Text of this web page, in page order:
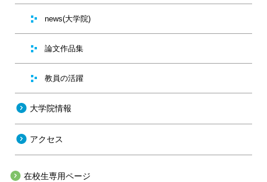
news(大学院)
論文作品集
教員の活躍
大学院情報
アクセス
在校生専用ページ